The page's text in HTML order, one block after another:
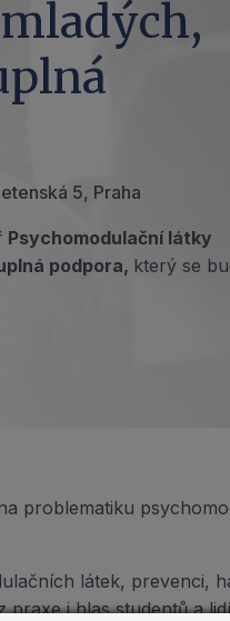
5, Praha
Psychomodulační látky
podpora, který se
problematiku
látek, prevenci,
i hlas studentů a